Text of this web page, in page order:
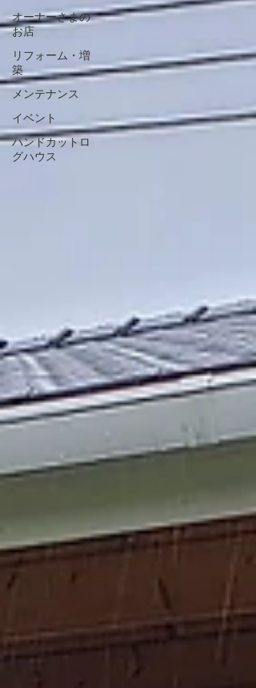
オーナーさまの
お店
リフォーム・増
築
メンテナンス
イベント
ハンドカットロ
グハウス